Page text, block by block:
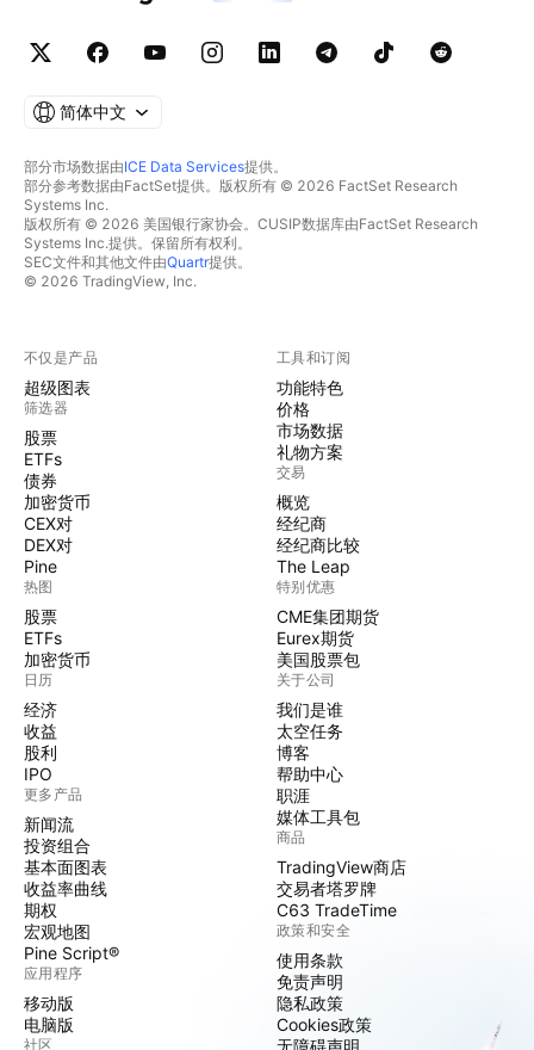
简体中文
部分市场数据由ICE Data Services提供。
部分参考数据由FactSet提供。版权所有 © 2026 FactSet Research
Systems Inc.
版权所有 © 2026 美国银行家协会。CUSIP数据库由FactSet Research
Systems Inc.提供。保留所有权利。
SEC文件和其他文件由Quartr提供。
© 2026 TradingView, Inc.
不仅是产品
超级图表
筛选器
股票
ETFs
债券
加密货币
CEX对
DEX对
Pine
热图
股票
ETFs
加密货币
日历
经济
收益
股利
IPO
更多产品
新闻流
投资组合
基本面图表
收益率曲线
期权
宏观地图
Pine Script®
应用程序
移动版
电脑版
社区
工具和订阅
功能特色
价格
市场数据
礼物方案
交易
概览
经纪商
经纪商比较
The Leap
特别优惠
CME集团期货
Eurex期货
美国股票包
关于公司
我们是谁
太空任务
博客
帮助中心
职涯
媒体工具包
商品
TradingView商店
交易者塔罗牌
C63 TradeTime
政策和安全
使用条款
免责声明
隐私政策
Cookies政策
无障碍声明